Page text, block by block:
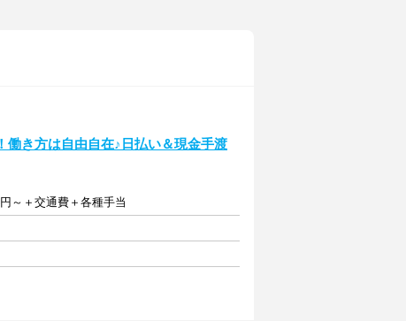
働き方は自由自在♪日払い＆現金手渡
～＋交通費＋各種手当